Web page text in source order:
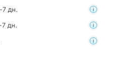
7 дн.
7 дн.